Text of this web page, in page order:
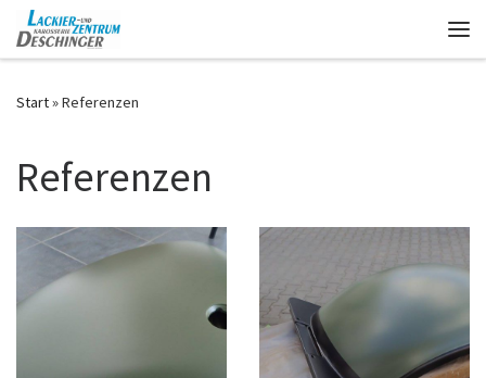
Zum Inhalt springen
Start»Referenzen
Referenzen